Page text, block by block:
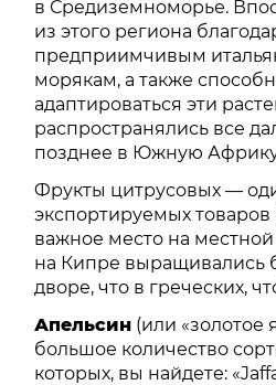
в Средиземноморье.
из этого региона
предприимчивым
морякам, а также
адаптироваться эти
распространялись все
позднее в Южную
Фрукты цитрусовых —
экспортируемых
важное место на
на Кипре выращивались
дворе, что в греческих,
Апельсин (или «золотое
большое количество
которых, вы найдете: